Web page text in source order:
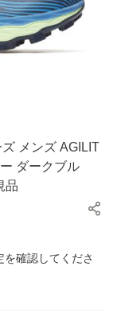
メンズ AGILIT
ダークブル
品
確認してくださ